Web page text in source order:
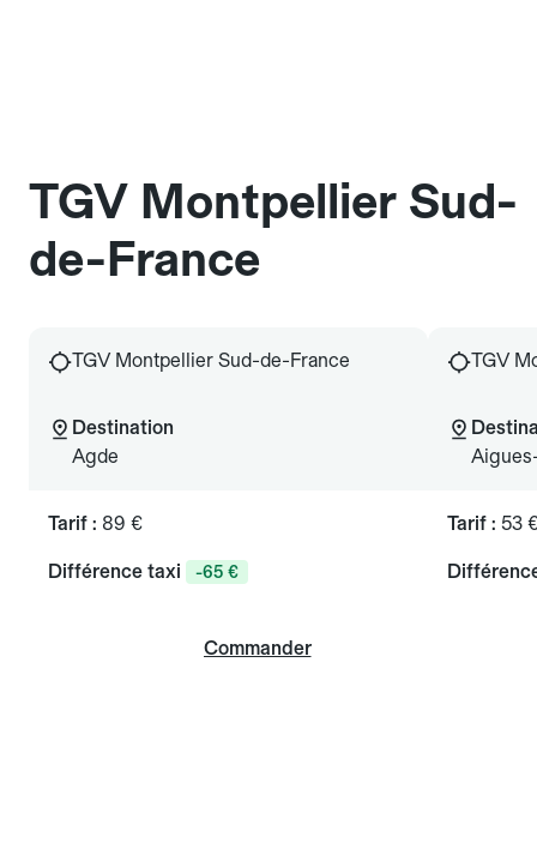
TGV Montpellier Sud-
de-France
TGV Montpellier Sud-de-France
Destination
Agde
Tarif : 89 €
Différence taxi -65 €
Commander
TGV
Tarif : 53